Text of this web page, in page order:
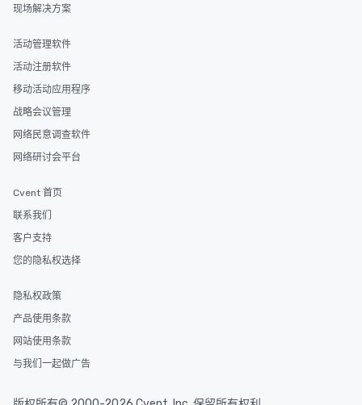
现场解决方案
活动管理软件
活动注册软件
移动活动应用程序
战略会议管理
网络民意调查软件
网络研讨会平台
Cvent 首页
联系我们
客户支持
您的隐私权选择
隐私权政策
产品使用条款
网站使用条款
与我们一起做广告